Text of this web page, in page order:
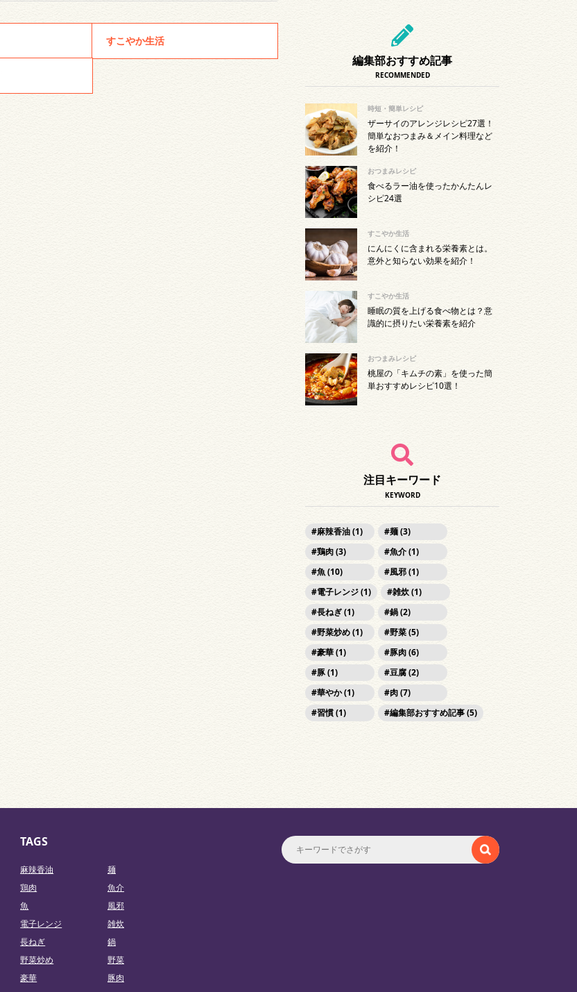
すこやか生活
編集部おすすめ記事
RECOMMENDED
時短・簡単レシピ
ザーサイのアレンジレシピ27選！
簡単なおつまみ＆メイン料理など
を紹介！
おつまみレシピ
食べるラー油を使ったかんたんレ
シピ24選
すこやか生活
にんにくに含まれる栄養素とは。
意外と知らない効果を紹介！
すこやか生活
睡眠の質を上げる食べ物とは？意
識的に摂りたい栄養素を紹介
おつまみレシピ
桃屋の「キムチの素」を使った簡
単おすすめレシピ10選！
注目キーワード
KEYWORD
麻辣香油 (1)
麺 (3)
鶏肉 (3)
魚介 (1)
魚 (10)
風邪 (1)
電子レンジ (1)
雑炊 (1)
長ねぎ (1)
鍋 (2)
野菜炒め (1)
野菜 (5)
豪華 (1)
豚肉 (6)
豚 (1)
豆腐 (2)
華やか (1)
肉 (7)
習慣 (1)
編集部おすすめ記事 (5)
TAGS
麻辣香油
麺
鶏肉
魚介
魚
風邪
電子レンジ
雑炊
長ねぎ
鍋
野菜炒め
野菜
豪華
豚肉